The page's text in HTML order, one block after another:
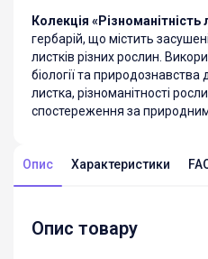
Колекція «Різноманітність
гербарій, що містить
листків різних рослин.
біології та
листка, різноманітності
спостереження за
Опис Характеристики
Опис товару